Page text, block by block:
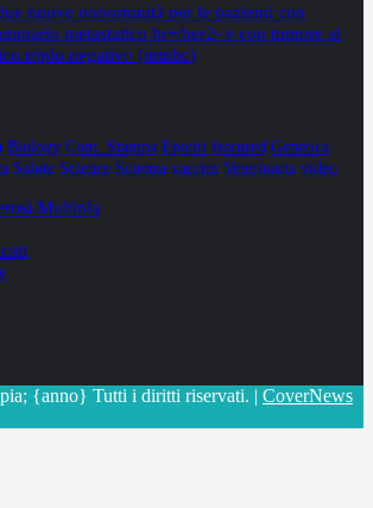
nuove opportunità per le pazienti con
metastatico hr+/her2- e con tumore al
triplo negativo (mtnbc)
Biology Com. Stampa Epatiti featured Genetica
Salute Science Scienza vaccini Veterinaria video
Multipla
{anno} Tutti i diritti riservati. | CoverNews